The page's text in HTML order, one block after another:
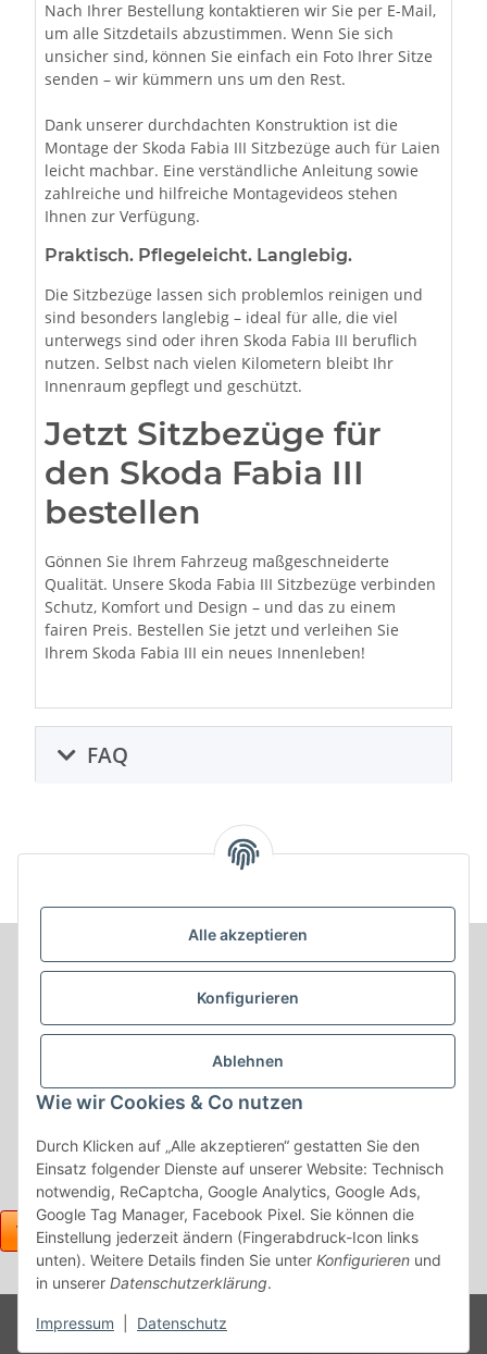
Alle akzeptieren
Konfigurieren
Ablehnen
Wie wir Cookies & Co nutzen
Durch Klicken auf „Alle akzeptieren“ gestatten Sie den
Einsatz folgender Dienste auf unserer Website: Technisch
notwendig, ReCaptcha, Google Analytics, Google Ads,
Google Tag Manager, Facebook Pixel. Sie können die
Einstellung jederzeit ändern (Fingerabdruck-Icon links
unten). Weitere Details finden Sie unter Konfigurieren und
in unserer Datenschutzerklärung.
Impressum Datenschutz
Nach Ihrer Bestellung kontaktieren wir Sie per E-Mail,
um alle Sitzdetails abzustimmen. Wenn Sie sich
unsicher sind, können Sie einfach ein Foto Ihrer Sitze
senden – wir kümmern uns um den Rest.
Dank unserer durchdachten Konstruktion ist die
Montage der Skoda Fabia III Sitzbezüge auch für Laien
leicht machbar. Eine verständliche Anleitung sowie
zahlreiche und hilfreiche Montagevideos stehen
Ihnen zur Verfügung.
Praktisch. Pflegeleicht. Langlebig.
Die Sitzbezüge lassen sich problemlos reinigen und
sind besonders langlebig – ideal für alle, die viel
unterwegs sind oder ihren Skoda Fabia III beruflich
nutzen. Selbst nach vielen Kilometern bleibt Ihr
Innenraum gepflegt und geschützt.
Jetzt Sitzbezüge für
den Skoda Fabia III
bestellen
Gönnen Sie Ihrem Fahrzeug maßgeschneiderte
Qualität. Unsere Skoda Fabia III Sitzbezüge verbinden
Schutz, Komfort und Design – und das zu einem
fairen Preis. Bestellen Sie jetzt und verleihen Sie
Ihrem Skoda Fabia III ein neues Innenleben!
FAQ
Informationen
Produkt Informationen
Shop Informationen
Gesetzliche Informationen
* Alle Preise inkl. gesetzlicher USt., zzgl.